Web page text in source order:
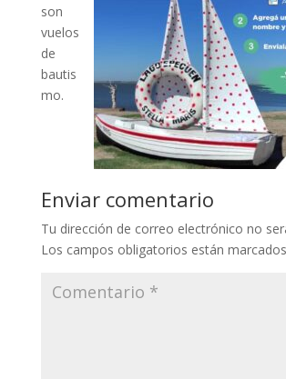
son
vuelos
de
bautis
mo.
Enviar comentario
Tu dirección de correo electrónico no
Los campos obligatorios están